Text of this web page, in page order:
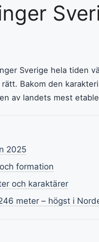
Sverige hela tiden
Bakom den
av landets mest
2025
formation
och karaktärer
meter – högst i